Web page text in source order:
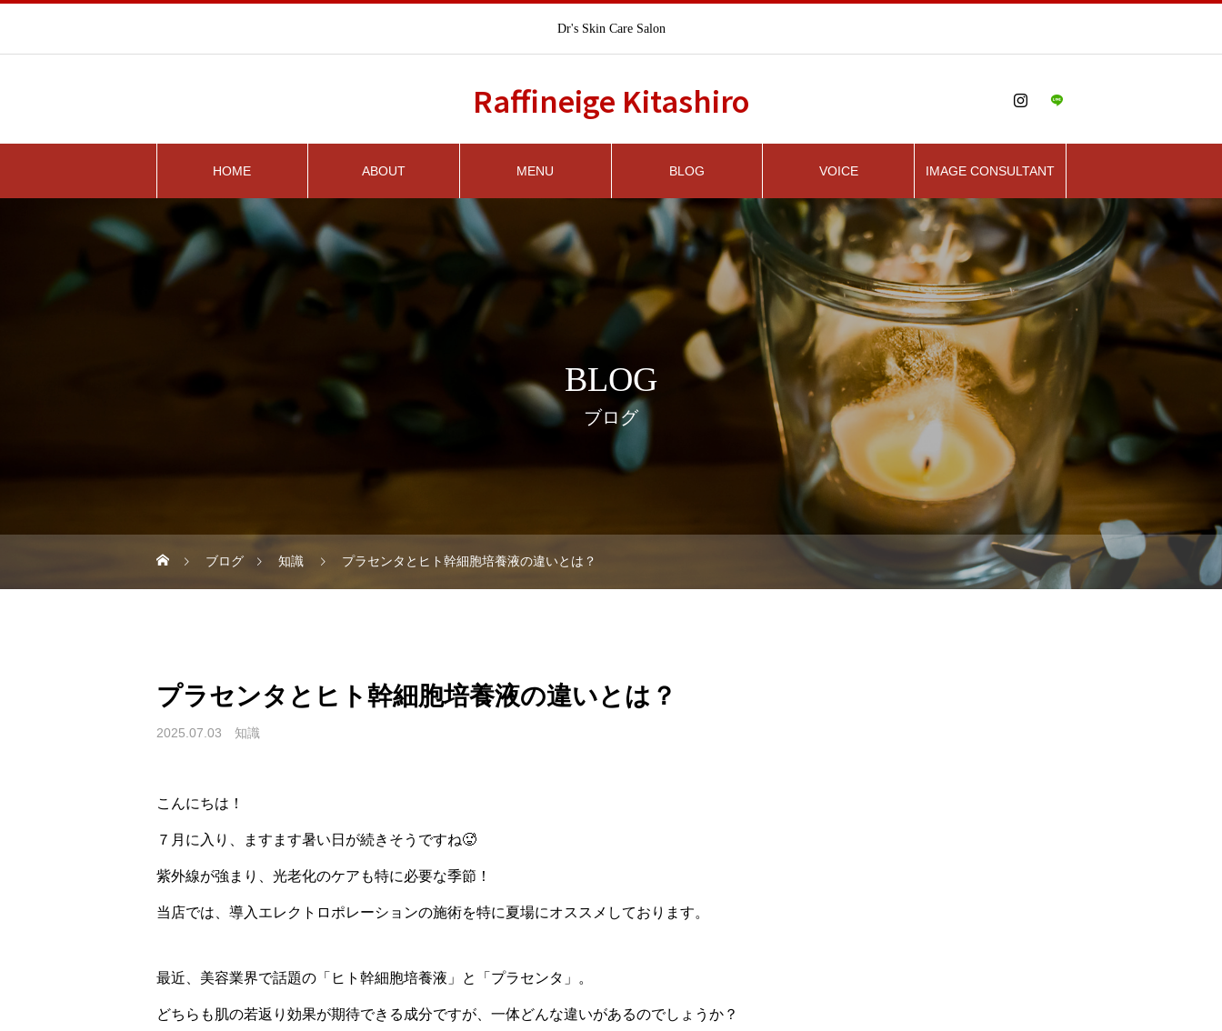
Dr's Skin Care Salon
Raffineige Kitashiro
HOME ABOUT MENU BLOG VOICE IMAGE CONSULTANT
BLOG
ブログ
ブログ 知識 プラセンタとヒト幹細胞培養液の違いとは？
プラセンタとヒト幹細胞培養液の違いとは？
2025.07.03 知識
こんにちは！
７月に入り、ますます暑い日が続きそうですね🥵
紫外線が強まり、光老化のケアも特に必要な季節！
当店では、導入エレクトロポレーションの施術を特に夏場にオススメしております。
最近、美容業界で話題の「ヒト幹細胞培養液」と「プラセンタ」。
どちらも肌の若返り効果が期待できる成分ですが、一体どんな違いがあるのでしょうか？